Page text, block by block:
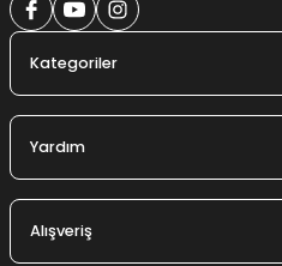
Kategoriler
Yardım
Alışveriş